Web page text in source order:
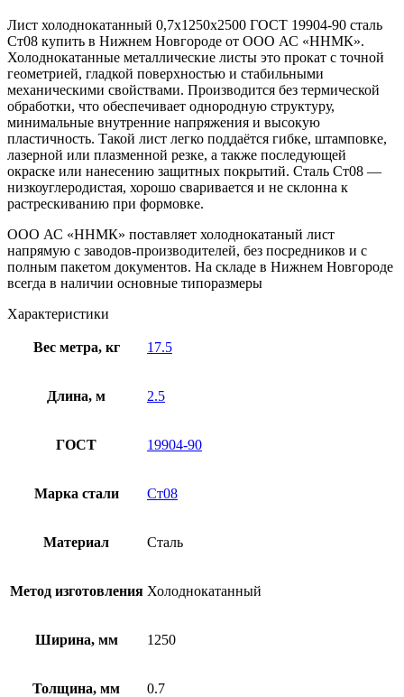
Лист холоднокатанный 0,7х1250х2500 ГОСТ 19904-90 сталь
Ст08 купить в Нижнем Новгороде от ООО АС «ННМК».
Холоднокатанные металлические листы это прокат с точной
геометрией, гладкой поверхностью и стабильными
механическими свойствами. Производится без термической
обработки, что обеспечивает однородную структуру,
минимальные внутренние напряжения и высокую
пластичность. Такой лист легко поддаётся гибке, штамповке,
лазерной или плазменной резке, а также последующей
окраске или нанесению защитных покрытий. Сталь Ст08 —
низкоуглеродистая, хорошо сваривается и не склонна к
растрескиванию при формовке.
ООО АС «ННМК» поставляет холоднокатаный лист
напрямую с заводов-производителей, без посредников и с
полным пакетом документов. На складе в Нижнем Новгороде
всегда в наличии основные типоразмеры
Характеристики
Вес метра, кг 17.5
Длина, м 2.5
ГОСТ 19904-90
Марка стали Ст08
Материал Сталь
Метод изготовления Холоднокатанный
Ширина, мм 1250
Толщина, мм 0.7